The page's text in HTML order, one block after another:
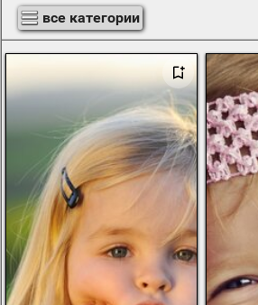
все категории